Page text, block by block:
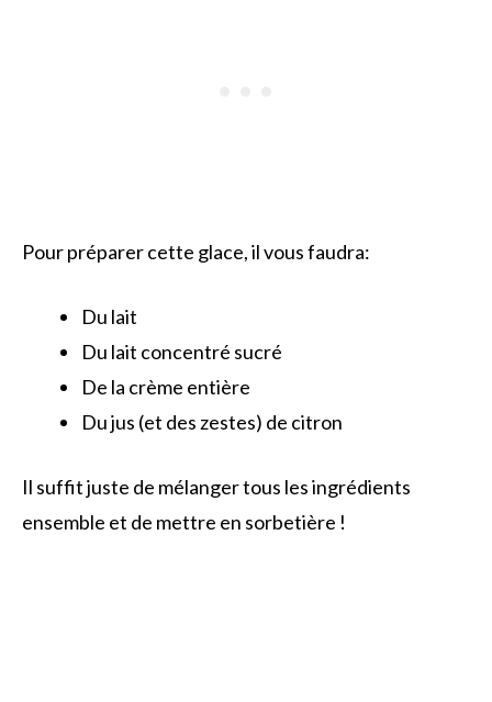
Pour préparer cette glace, il vous faudra:
Du lait
Du lait concentré sucré
De la crème entière
Du jus (et des zestes) de citron
Il suffit juste de mélanger tous les ingrédients
ensemble et de mettre en sorbetière !